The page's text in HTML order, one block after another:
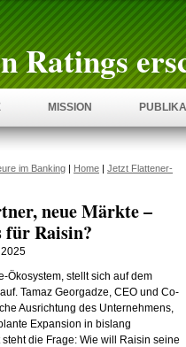
Ratings
MISSION
im Banking | Home | Jetzt Flattener-
neue Märkte –
für Raisin?
2025
Ökosystem, stellt sich auf dem
Tamaz Georgadze, CEO und Co-
Ausrichtung des Unternehmens,
Expansion in bislang
die Frage: Wie will Raisin seine